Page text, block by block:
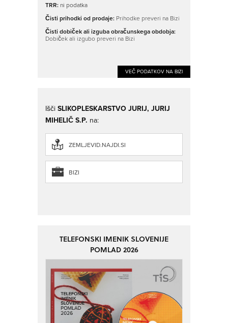
TRR: ni podatka
Čisti prihodki od prodaje: Prihodke preveri na Bizi
Čisti dobiček ali izguba obračunskega obdobja:
Dobiček ali izgubo preveri na Bizi
VEČ PODATKOV NA BIZI
IščiSLIKOPLESKARSTVO JURIJ, JURIJ
MIHELIČ S.P. na:
ZEMLJEVID.NAJDI.SI
BIZI
TELEFONSKI IMENIK SLOVENIJE
POMLAD 2026